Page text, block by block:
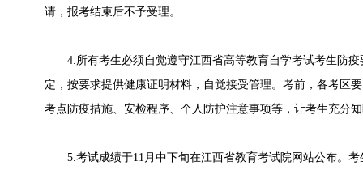
请，报考结束后不予受理。
4.所有考生必须自觉遵守江西省高等教育自学考试考生防疫
定，按要求提供健康证明材料，自觉接受管理。考前，各考区
考点防疫措施、安检程序、个人防护注意事项等，让考生充分
5.考试成绩于11月中下旬在江西省教育考试院网站公布。考